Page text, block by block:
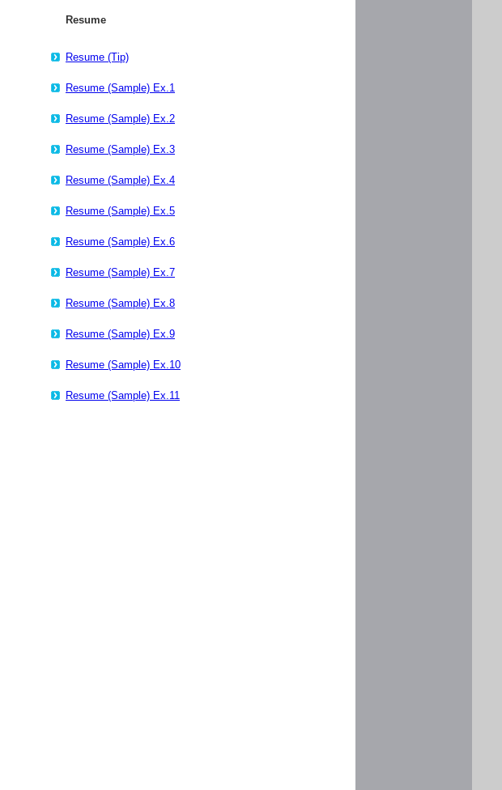
Resume
Resume (Tip)
Resume (Sample) Ex.1
Resume (Sample) Ex.2
Resume (Sample) Ex.3
Resume (Sample) Ex.4
Resume (Sample) Ex.5
Resume (Sample) Ex.6
Resume (Sample) Ex.7
Resume (Sample) Ex.8
Resume (Sample) Ex.9
Resume (Sample) Ex.10
Resume (Sample) Ex.11